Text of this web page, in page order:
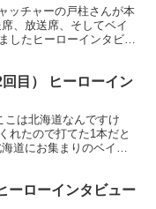
ッチャーの戸柱さんが本
、放送席、そしてベイ
したヒーローインタビュ
目） ヒーローイン
こは北海道なんですけ
れたので打てた1本だと
道にお集まりのベイス
ローインタビュー